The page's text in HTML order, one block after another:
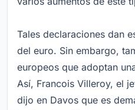
Tales declaraciones dan
del euro. Sin embargo,
europeos que adoptan
Así, Francois Villeroy, el
dijo en Davos que es